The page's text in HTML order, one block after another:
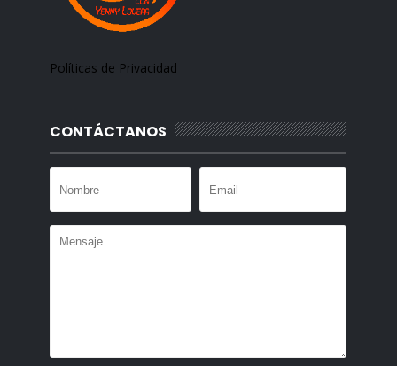
Políticas de Privacidad
CONTÁCTANOS